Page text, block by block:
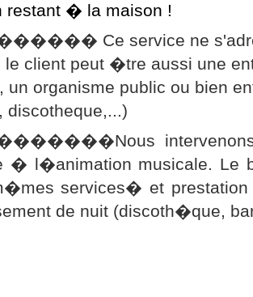
restant � la maison !
Ce service ne
le client peut �tre aussi une
un organisme public ou bien
discotheque,...)
intervenons
� l�animation musicale. Le
services� et
de nuit (discoth�que,